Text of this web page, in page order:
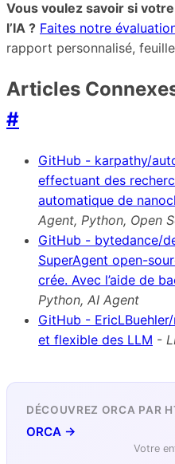
Vous voulez savoir si
l’IA ? Faites notre
rapport personnalisé,
Articles
#
GitHub - karpathy/
effectuant des
automatique de
Agent, Python, Open
GitHub - bytedance/
SuperAgent open-
crée. Avec l’aide de
Python, AI Agent
GitHub -
et flexible des LLM -
DÉCOUVREZ ORCA PAR
ORCA →
Votre